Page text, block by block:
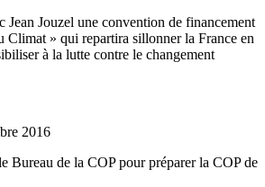
Jean Jouzel une convention de financement
Climat » qui repartira sillonner la France en
à la lutte contre le changement
2016
Bureau de la COP pour préparer la COP de